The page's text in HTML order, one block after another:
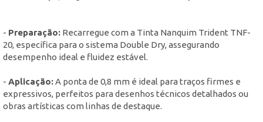
- Preparação: Recarregue com a Tinta Nanquim Trident TNF-
20, específica para o sistema Double Dry, assegurando
desempenho ideal e fluidez estável.
- Aplicação:A ponta de 0,8 mm é ideal para traços firmes e
expressivos, perfeitos para desenhos técnicos detalhados ou
obras artísticas com linhas de destaque.